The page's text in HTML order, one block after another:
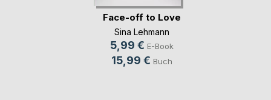
Face-off to Love
Sina Lehmann
5,99 € E-Book
15,99 € Buch